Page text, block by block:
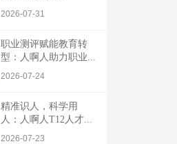
2026-07-31
职业测评赋能教育转
型：人啊人助力职业...
2026-07-24
精准识人，科学用
人：人啊人T12人才...
2026-07-23